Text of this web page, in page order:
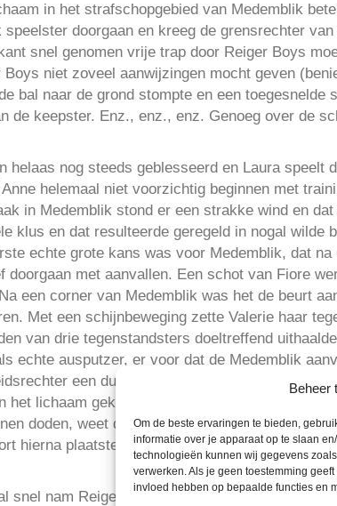
Beheer
Om de beste ervaringen te bieden,
informatie over je apparaat op te slaan
technologieën kunnen wij gegevens
verwerken. Als je geen toestemming
invloed hebben op bepaalde functies en
in het strafschopgebied van Medemblik
doorgaan en kreeg de grensrechter
snel genomen vrije trap door Reiger Boys
niet zoveel aanwijzingen mocht geven
bal naar de grond stompte en een toegesnelde
de keepster. Enz., enz., enz. Genoeg over de
nog steeds geblesseerd en Laura speelt
helemaal niet voorzichtig beginnen met
in Medemblik stond er een strakke wind en
klus en dat resulteerde geregeld in nogal wilde
echte grote kans was voor Medemblik, dat na
met aanvallen. Een schot van Fiore
een corner van Medemblik was het de beurt
Met een schijnbeweging zette Valerie haar
van drie tegenstandsters doeltreffend
echte ausputzer, er voor dat de Medemblik
een duidelijke buitenspelsituatie
lichaam geklemde arm van een verdedigster.
doden, weet de Medemblik aanvalster nu ook,
hierna plaatste Anika de bal uit een vrije trap
nam Reiger Boys het initiatief weer over. De